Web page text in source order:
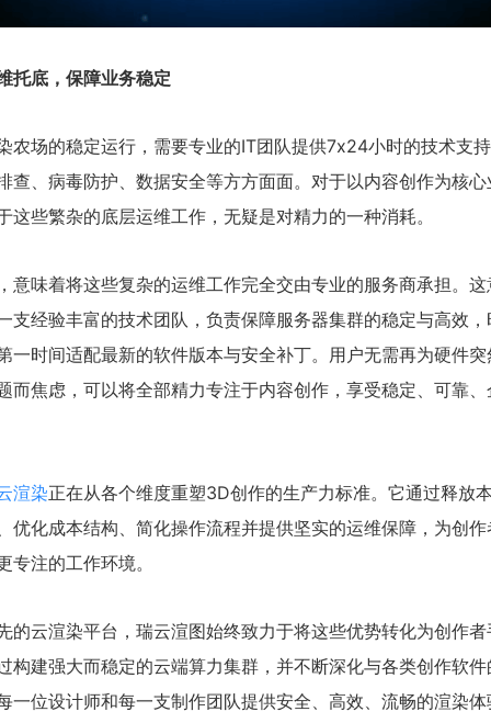
托底，保障业务稳定
农场的稳定运行，需要专业的IT团队提供7x24小时的技术支
查、病毒防护、数据安全等方方面面。对于以内容创作为核
这些繁杂的底层运维工作，无疑是对精力的一种消耗。
意味着将这些复杂的运维工作完全交由专业的服务商承担。
支经验丰富的技术团队，负责保障服务器集群的稳定与高效
一时间适配最新的软件版本与安全补丁。用户无需再为硬件
而焦虑，可以将全部精力专注于内容创作，享受稳定、可靠
渲染正在从各个维度重塑3D创作的生产力标准。它通过释放
优化成本结构、简化操作流程并提供坚实的运维保障，为创
专注的工作环境。
的云渲染平台，瑞云渲图始终致力于将这些优势转化为创作
构建强大而稳定的云端算力集群，并不断深化与各类创作软
一位设计师和每一支制作团队提供安全、高效、流畅的渲染